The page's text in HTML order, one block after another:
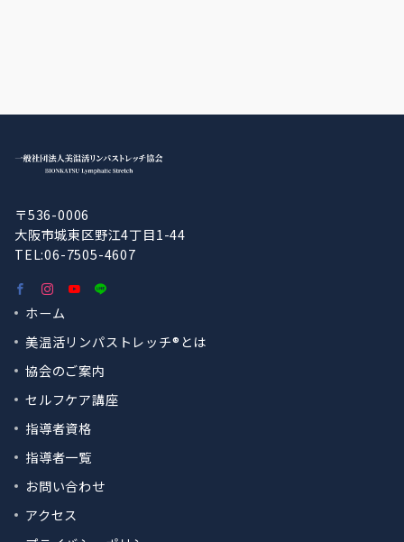
〒536-0006
大阪市城東区野江4丁目1-44
TEL:06-7505-4607
ホーム
美温活リンパストレッチ®︎とは
協会のご案内
セルフケア講座
指導者資格
指導者一覧
お問い合わせ
アクセス